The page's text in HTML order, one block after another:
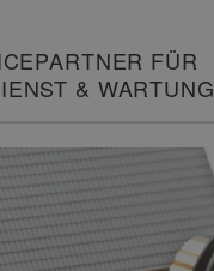
FÜR
& WARTUNG